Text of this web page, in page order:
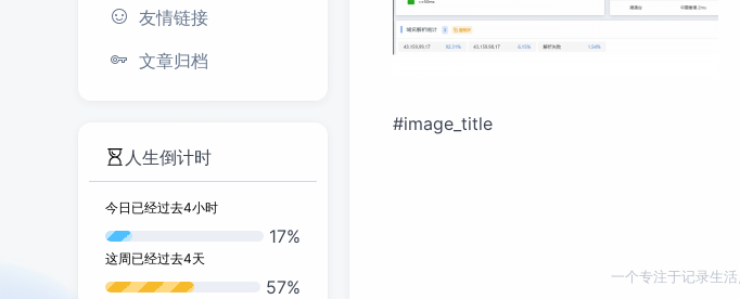
友情链接
文章归档
人生倒计时
今日已经过去4小时
17%
这周已经过去4天
57%
#image_title
一个专注于记录生